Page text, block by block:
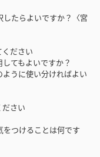
たらよいですか？〈宮
ださい
もよいですか？
に使い分ければよい
さい
つけることは何です